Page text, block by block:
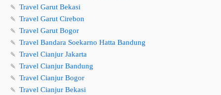
🍡 Travel Garut Bekasi
🍡 Travel Garut Cirebon
🍡 Travel Garut Bogor
🍡 Travel Bandara Soekarno Hatta Bandung
🍡 Travel Cianjur Jakarta
🍡 Travel Cianjur Bandung
🍡 Travel Cianjur Bogor
🍡 Travel Cianjur Bekasi